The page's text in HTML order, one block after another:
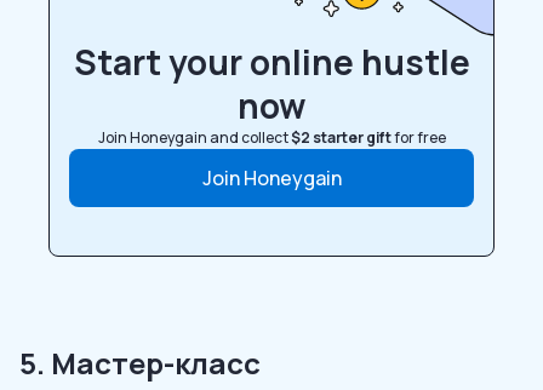
Start your online hustle
now
Join Honeygain and collect$2 starter giftfor free
Join Honeygain
5. Мастер-класс